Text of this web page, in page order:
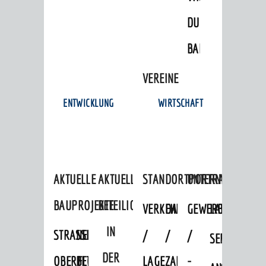
DULGER-
BAD
VEREINE
ENTWICKLUNG
AKTUELLE
BAUPROJEKTE
STRASSENBAUMASSNAHMEN OB
ERFLOCKENBACH
NEUBAU
BETRIEBSGEBÄUDE
AKTUELLE
BETEILIGUNGEN
IN
DER
WIRTSCHAFT
STANDORTPORTRAIT
VERKEHRSANBINDUNG
/
LAGE
DATEN
/
ZAHLEN
UNTERNEHMEN
GEWERBEFLÄCHEN
/
-
© Stadt Weinheim 2026
Einstellungen
Kontakt